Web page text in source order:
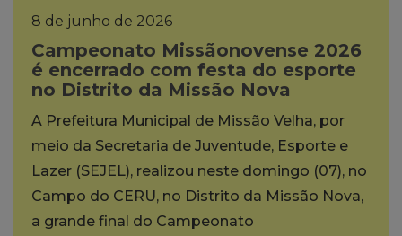
8 de junho de 2026
Campeonato Missãonovense 2026
é encerrado com festa do esporte
no Distrito da Missão Nova
A Prefeitura Municipal de Missão Velha, por
meio da Secretaria de Juventude, Esporte e
Lazer (SEJEL), realizou neste domingo (07), no
Campo do CERU, no Distrito da Missão Nova,
a grande final do Campeonato